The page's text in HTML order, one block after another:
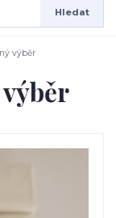
Hledat
výběr